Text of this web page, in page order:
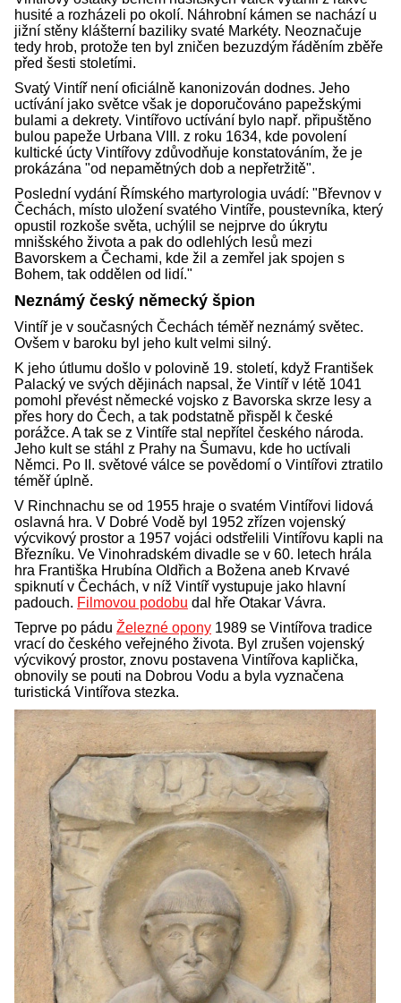
husité a rozházeli po okolí. Náhrobní kámen se nachází u
jižní stěny klášterní baziliky svaté Markéty. Neoznačuje
tedy hrob, protože ten byl zničen bezuzdým řáděním zběře
před šesti stoletími.
Svatý Vintíř není oficiálně kanonizován dodnes. Jeho
uctívání jako světce však je doporučováno papežskými
bulami a dekrety. Vintířovo uctívání bylo např. připuštěno
bulou papeže Urbana VIII. z roku 1634, kde povolení
kultické úcty Vintířovy zdůvodňuje konstatováním, že je
prokázána "od nepamětných dob a nepřetržitě".
Poslední vydání Římského martyrologia uvádí: "Břevnov v
Čechách, místo uložení svatého Vintíře, poustevníka, který
opustil rozkoše světa, uchýlil se nejprve do úkrytu
mnišského života a pak do odlehlých lesů mezi
Bavorskem a Čechami, kde žil a zemřel jak spojen s
Bohem, tak oddělen od lidí."
Neznámý český německý špion
Vintíř je v současných Čechách téměř neznámý světec.
Ovšem v baroku byl jeho kult velmi silný.
K jeho útlumu došlo v polovině 19. století, když František
Palacký ve svých dějinách napsal, že Vintíř v létě 1041
pomohl převést německé vojsko z Bavorska skrze lesy a
přes hory do Čech, a tak podstatně přispěl k české
porážce. A tak se z Vintíře stal nepřítel českého národa.
Jeho kult se stáhl z Prahy na Šumavu, kde ho uctívali
Němci. Po II. světové válce se povědomí o Vintířovi ztratilo
téměř úplně.
V Rinchnachu se od 1955 hraje o svatém Vintířovi lidová
oslavná hra. V Dobré Vodě byl 1952 zřízen vojenský
výcvikový prostor a 1957 vojáci odstřelili Vintířovu kapli na
Březníku. Ve Vinohradském divadle se v 60. letech hrála
hra Františka Hrubína Oldřich a Božena aneb Krvavé
spiknutí v Čechách, v níž Vintíř vystupuje jako hlavní
padouch. Filmovou podobu dal hře Otakar Vávra.
Teprve po pádu Železné opony 1989 se Vintířova tradice
vrací do českého veřejného života. Byl zrušen vojenský
výcvikový prostor, znovu postavena Vintířova kaplička,
obnovily se pouti na Dobrou Vodu a byla vyznačena
turistická Vintířova stezka.